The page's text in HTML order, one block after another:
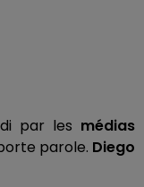
par les médias
parole. Diego